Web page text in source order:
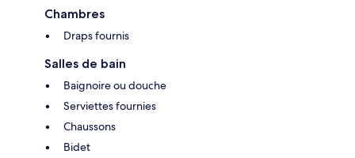
Chambres
Draps fournis
Salles de bain
Baignoire ou douche
Serviettes fournies
Chaussons
Bidet